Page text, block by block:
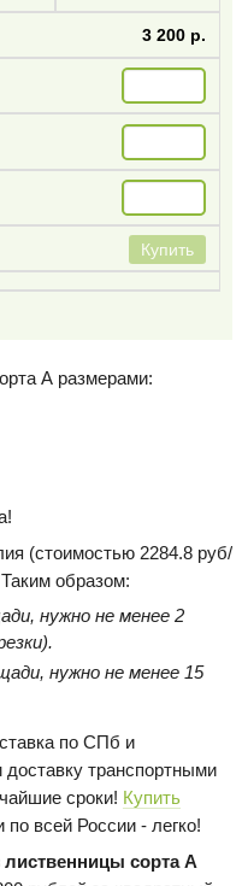
3 200 р.
Купить
А размерами:
(стоимостью 2284.8 руб/
образом:
нужно не менее 2
нужно не менее 15
по СПб и
транспортными
сроки! Купить
по всей России - легко!
лиственницы сорта А